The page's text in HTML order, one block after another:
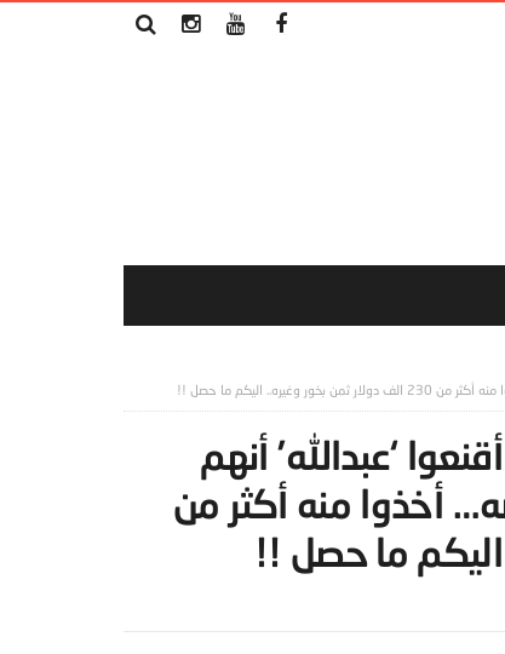
الجن، 5 شبان أقنعوا ‘عبدالله’ أنهم
أخذوا منه أكثر من